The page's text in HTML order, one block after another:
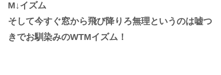
M↓イズム
そして今すぐ窓から飛び降りろ無理というのは嘘つ
きでお馴染みのWTMイズム！